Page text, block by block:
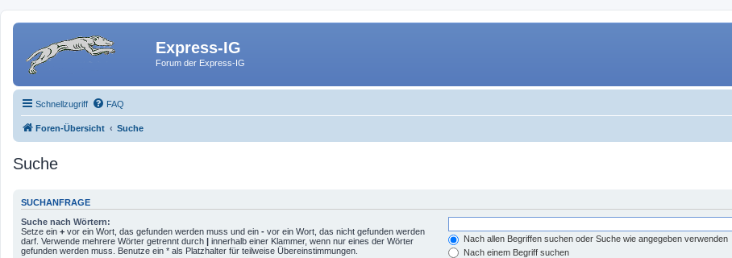
Express-IG
Forum der Express-IG
Schnellzugriff FAQ
Foren-Übersicht Suche
Suche
SUCHANFRAGE
Suche nach Wörtern:
Setze ein + vor ein Wort, das gefunden werden muss und ein - vor ein Wort, das nicht gefunden werden
darf. Verwende mehrere Wörter getrennt durch | innerhalb einer Klammer, wenn nur eines der Wörter
gefunden werden muss. Benutze ein * als Platzhalter für teilweise Übereinstimmungen.
Nach allen Begriffen suchen oder Suche wie angegeben verwenden
Nach einem Begriff suchen